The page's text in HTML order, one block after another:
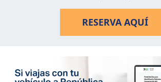
RESERVA AQUÍ